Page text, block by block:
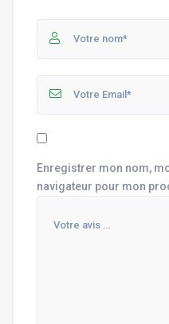
Enregistrer mon nom,
navigateur pour mon